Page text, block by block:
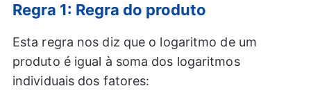
Regra 1: Regra do produto
Esta regra nos diz que o logaritmo de um
produto é igual à soma dos logaritmos
individuais dos fatores: